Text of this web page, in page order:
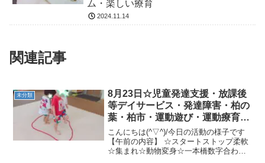
ム・楽しい療育
2024.11.14
関連記事
未分類
8月23日☆児童発達支援・放課後
等デイサービス・発達障害・柏の
葉・柏市・運動遊び・運動療育・
プログラム・楽しい療育
こんにちは(^▽^)/今日の活動の様子です
【午前の内容】 ☆スタートストップ柔軟
☆集まれ☆動物変身☆一本橋数字合わせ